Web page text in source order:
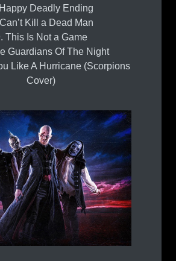
Deadly Ending
Kill a Dead Man
This Is Not a Game
Guardians Of The Night
Like A Hurricane (Scorpions
Cover)